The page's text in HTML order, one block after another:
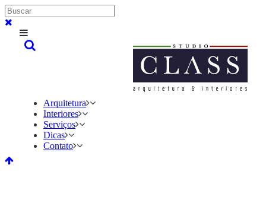
Arquitetura
Interiores
Serviços
Dicas
Contato